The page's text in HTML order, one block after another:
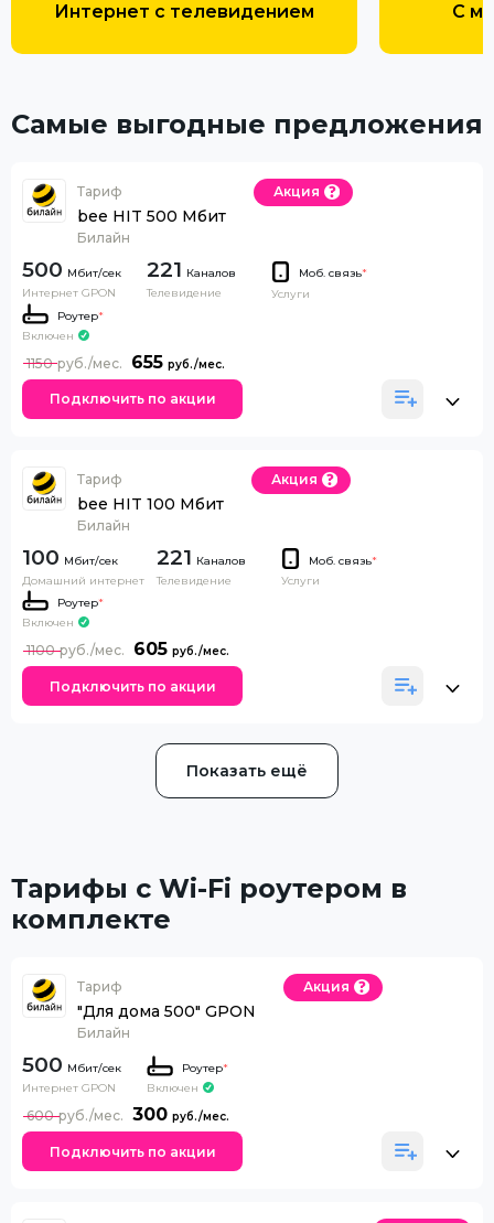
Интернет с телевидением С
Самые выгодные предложения
Тариф
bee HIT 500 Мбит
Билайн
Акция
500
Интернет GPON
221 Каналов
Телевидение
Моб. связь*
Услуги
Роутер*
Включен
655
1150
Подключить по акции
Тариф
bee HIT 100 Мбит
Билайн
Акция
100
Домашний интернет
221 Каналов
Телевидение
Моб. связь*
Услуги
Роутер*
Включен
605
1100
Подключить по акции
Показать ещё
Тарифы с Wi-Fi роутером в
комплекте
Тариф
"Для дома 500" GPON
Билайн
Акция
500
Интернет GPON
Роутер*
Включен
300
600
Подключить по акции